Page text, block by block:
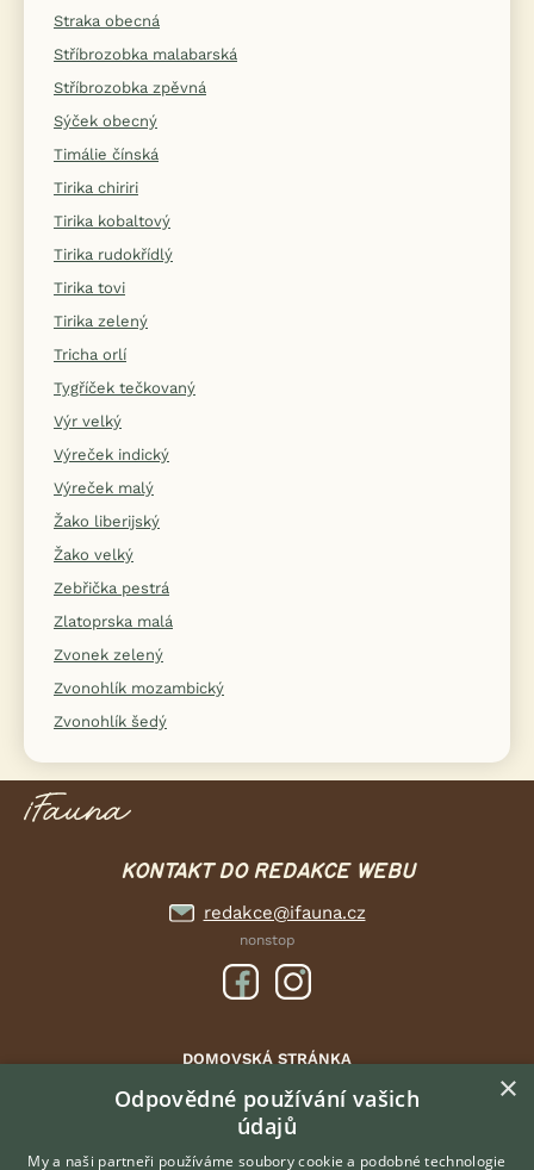
Straka obecná
Stříbrozobka malabarská
Stříbrozobka zpěvná
Sýček obecný
Timálie čínská
Tirika chiriri
Tirika kobaltový
Tirika rudokřídlý
Tirika tovi
Tirika zelený
Tricha orlí
Tygříček tečkovaný
Výr velký
Výreček indický
Výreček malý
Žako liberijský
Žako velký
Zebřička pestrá
Zlatoprska malá
Zvonek zelený
Zvonohlík mozambický
Zvonohlík šedý
KONTAKT DO REDAKCE WEBU
redakce@ifauna.cz
nonstop
DOMOVSKÁ STRÁNKA
INZERCE
DISKUSE
×
Odpovědné používání vašich
údajů
My a naši partneři používáme soubory cookie a podobné technologie